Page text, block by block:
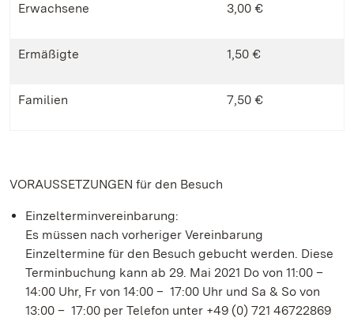
Erwachsene 3,00 €
Ermäßigte 1,50 €
Familien 7,50 €
VORAUSSETZUNGEN für den Besuch
Einzelterminvereinbarung:
Es müssen nach vorheriger Vereinbarung
Einzeltermine für den Besuch gebucht werden. Diese
Terminbuchung kann ab 29. Mai 2021 Do von 11:00 –
14:00 Uhr, Fr von 14:00 – 17:00 Uhr und Sa & So von
13:00 – 17:00 per Telefon unter +49 (0) 721 46722869